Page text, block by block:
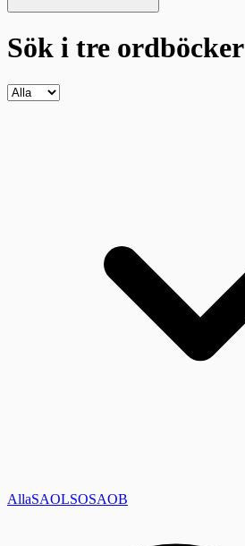
Sök i tre ordböcker
AllaSAOLSOSAOB